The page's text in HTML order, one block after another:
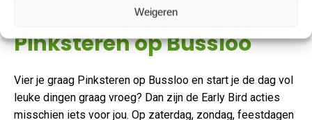
Weigeren
Early Bird voordeel tijdens
Pinksteren op Bussloo
Vier je graag Pinksteren op Bussloo en start je de dag vol
leuke dingen graag vroeg? Dan zijn de Early Bird acties
misschien iets voor jou. Op zaterdag, zondag, feestdagen